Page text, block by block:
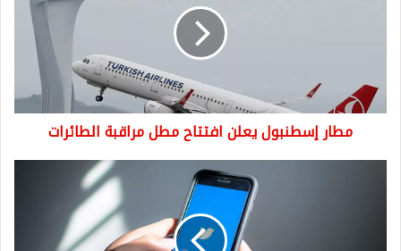
مطار إسطنبول يعلن افتتاح مطل مراقبة الطائرات